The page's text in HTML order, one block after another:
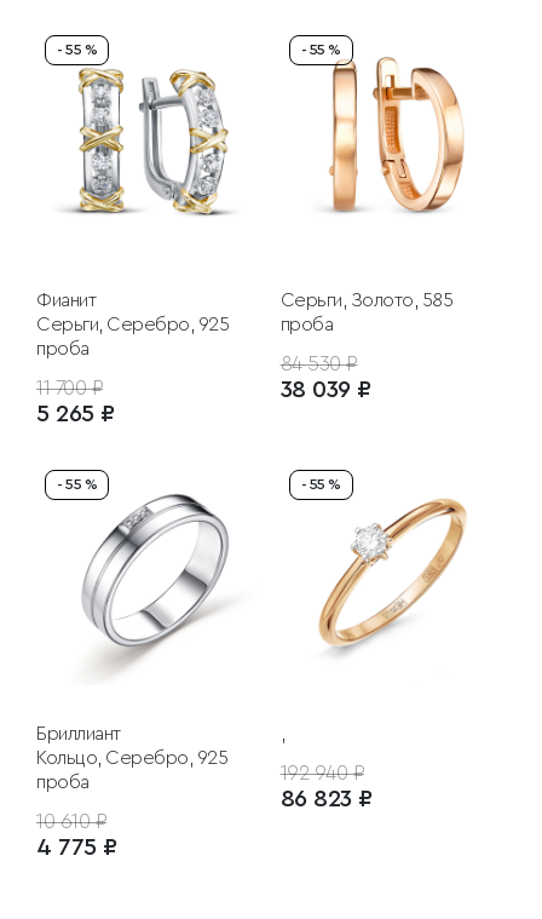
- 55 %
Фианит
Серьги, Серебро, 925
проба
11 700 ₽
5 265 ₽
- 55 %
Серьги, Золото, 585
проба
84 530 ₽
38 039 ₽
- 55 %
Бриллиант
Кольцо, Серебро, 925
проба
10 610 ₽
4 775 ₽
- 55 %
192 940 ₽
86 823 ₽